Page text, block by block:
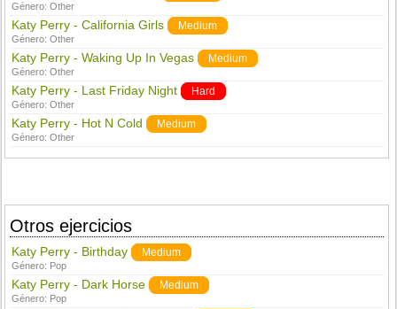
Género:Other
Katy Perry - California Girls Medium
Género:Other
Katy Perry - Waking Up In Vegas Medium
Género:Other
Katy Perry - Last Friday Night Hard
Género:Other
Katy Perry - Hot N Cold Medium
Género:Other
Otros ejercicios
Katy Perry - Birthday Medium
Género: Pop
Katy Perry - Dark Horse Medium
Género: Pop